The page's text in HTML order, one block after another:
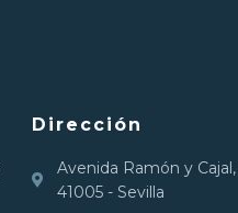
Dirección
Avenida Ramón y
41005 - Sevilla